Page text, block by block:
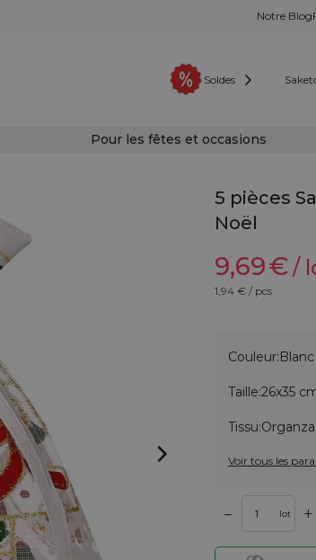
Notre Blog
Soldes
Pour les fêtes et occasions
5 pièces
Noël
9,69€/
1,94€ / pcs
Couleur:Blanc
Taille:26x35
Tissu:Organza
Voir tous les
– lot +